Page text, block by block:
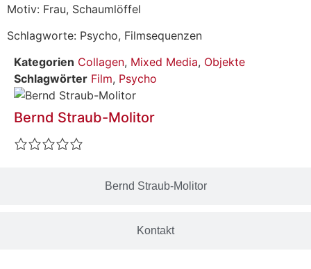
Bernd Straub-Molitor
Kontakt
Motiv: Frau, Schaumlöffel
Schlagworte: Psycho, Filmsequenzen
Kategorien Collagen, Mixed Media, Objekte
Schlagwörter Film, Psycho
Bernd Straub-Molitor